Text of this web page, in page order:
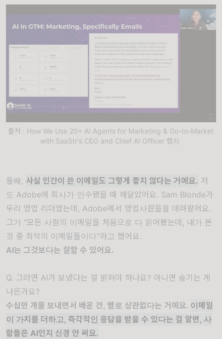
출처 : How We Use 20+ AI Agents for Marketing & Go-to-Market
with SaaStr's CEO and Chief AI Officer 캡처
둘째, 사실 인간이 쓴 이메일도 그렇게 좋지 않다는 거예요. 저
도 Adobe에 회사가 인수됐을 때 깨달았어요. Sam Blonde가
우리 영업 리더였는데, Adobe에서 영업사원들을 데려왔어요.
그가 "모든 사람의 이메일을 처음으로 다 읽어봤는데, 내가 본
것 중 최악의 이메일들이다"라고 했어요.
AI는 그것보다는 잘할 수 있어요.
Q. 그러면 AI가 보냈다는 걸 밝혀야 하나요? 아니면 숨기는 게
나은가요?
수십만 개를 보내면서 배운 건, 별로 상관없다는 거예요. 이메일
이 가치를 더하고, 즉각적인 응답을 받을 수 있다는 걸 알면, 사
람들은 AI인지 신경 안 써요.